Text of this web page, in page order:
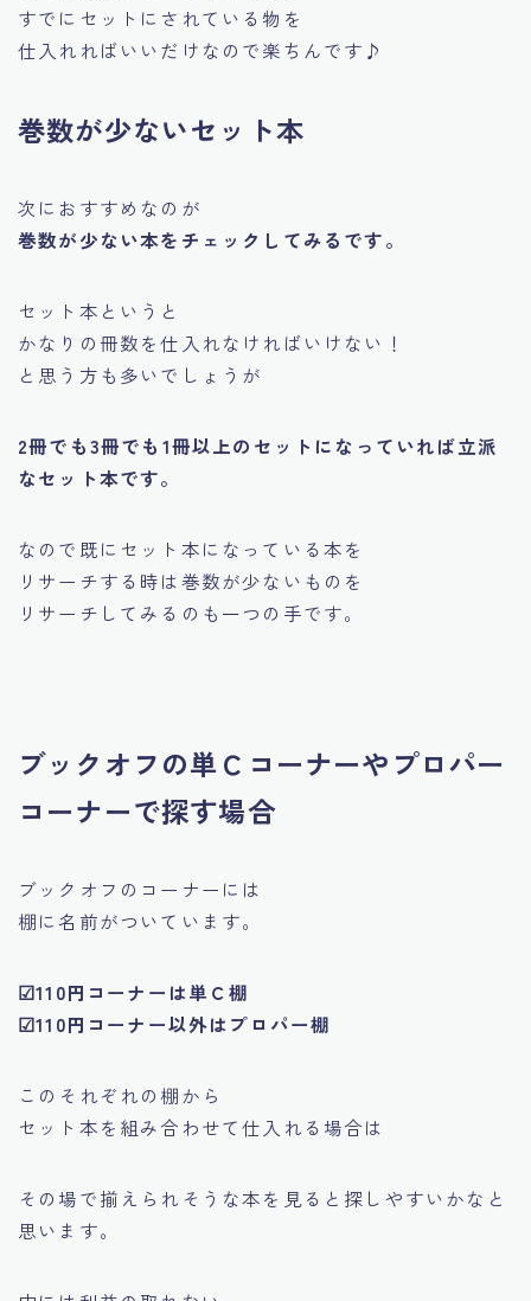
すでにセットにされている物を
仕入れればいいだけなので楽ちんです♪
巻数が少ないセット本
次におすすめなのが
巻数が少ない本をチェックしてみるです。
セット本というと
かなりの冊数を仕入れなければいけない！
と思う方も多いでしょうが
2冊でも3冊でも1冊以上のセットになっていれば立派
なセット本です。
なので既にセット本になっている本を
リサーチする時は巻数が少ないものを
リサーチしてみるのも一つの手です。
ブックオフの単Ｃコーナーやプロパー
コーナーで探す場合
ブックオフのコーナーには
棚に名前がついています。
☑110円コーナーは単Ｃ棚
☑110円コーナー以外はプロパー棚
このそれぞれの棚から
セット本を組み合わせて仕入れる場合は
その場で揃えられそうな本を見ると探しやすいかなと
思います。